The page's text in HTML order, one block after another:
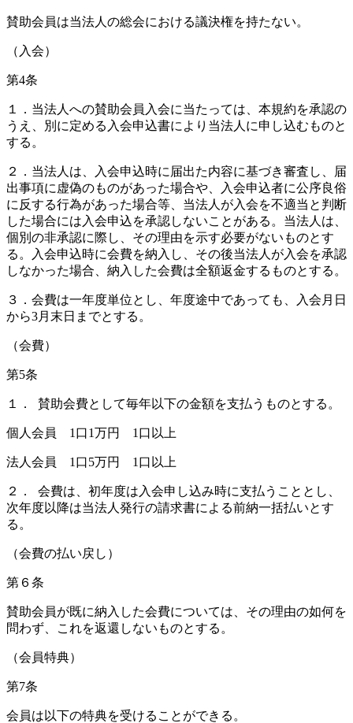
賛助会員は当法人の総会における議決権を持たない。
（入会）
第4条
１．当法人への賛助会員入会に当たっては、本規約を承認の
うえ、別に定める入会申込書により当法人に申し込むものと
する。
２．当法人は、入会申込時に届出た内容に基づき審査し、届
出事項に虚偽のものがあった場合や、入会申込者に公序良俗
に反する行為があった場合等、当法人が入会を不適当と判断
した場合には入会申込を承認しないことがある。当法人は、
個別の非承認に際し、その理由を示す必要がないものとす
る。入会申込時に会費を納入し、その後当法人が入会を承認
しなかった場合、納入した会費は全額返金するものとする。
３．会費は一年度単位とし、年度途中であっても、入会月日
から3月末日までとする。
（会費）
第5条
１． 賛助会費として毎年以下の金額を支払うものとする。
個人会員 1口1万円 1口以上
法人会員 1口5万円 1口以上
２． 会費は、初年度は入会申し込み時に支払うこととし、
次年度以降は当法人発行の請求書による前納一括払いとす
る。
（会費の払い戻し）
第６条
賛助会員が既に納入した会費については、その理由の如何を
問わず、これを返還しないものとする。
（会員特典）
第7条
会員は以下の特典を受けることができる。